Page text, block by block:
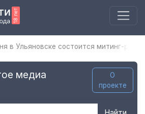
в Ульяновске состоится митинг-
медиа
О
проекте